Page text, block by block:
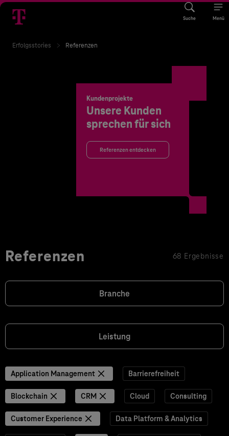
Suche Menü
Erfolgsstories Referenzen
Kundenprojekte
Unsere Kunden
sprechen für sich
Referenzen entdecken
Referenzen 68 Ergebnisse
Branche
Leistung
Application Management Barrierefreiheit
Blockchain CRM Cloud Consulting
Customer Experience Data Platform & Analytics